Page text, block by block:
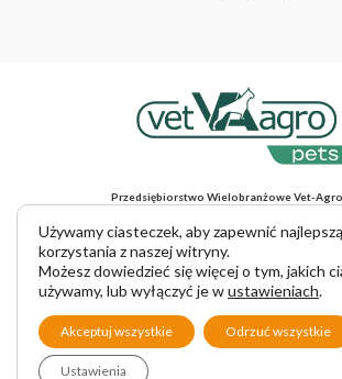
Przedsiębiorstwo Wielobranżowe Vet-Agro
Adres do korespondencji: ul. Mełgiewska 18,
tel. +48 81 445 23 00, e-mail vet-agro@vet-
www.vet-agro.pl
Copyright © 2025 VET-AGRO Sp.
Używamy ciasteczek, aby zapewnić
korzystania z naszej witryny.
Możesz dowiedzieć się więcej o tym, jakich
używamy, lub wyłączyć je wustawieniach.
Akceptuj wszystkie Odrzuć wszystkie
Ustawienia